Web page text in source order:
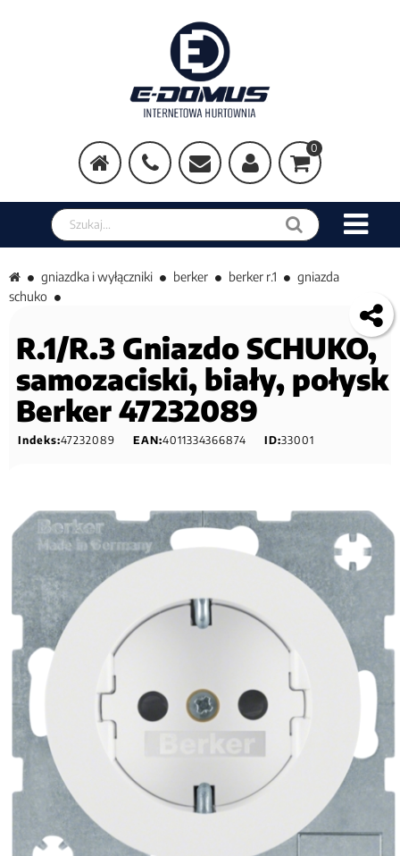
0
Szukaj w sklepie
gniazdka i wyłączniki berker berker r.1
gniazda
schuko
R.1/R.3 Gniazdo SCHUKO,
samozaciski, biały, połysk
Berker 47232089
Indeks:47232089 EAN:4011334366874 ID:33001